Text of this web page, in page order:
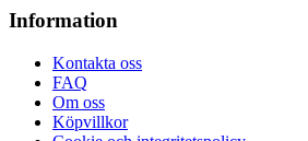
Information
Kontakta oss
FAQ
Om oss
Köpvillkor